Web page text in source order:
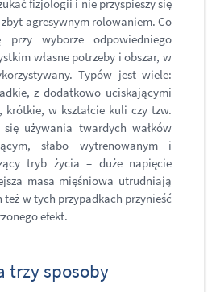
fizjologii i nie przyspieszy się
agresywnym rolowaniem. Co
wyborze odpowiedniego
własne potrzeby i obszar, w
Typów jest wiele:
z dodatkowo uciskającymi
krótkie, w kształcie kuli czy tzw.
używania twardych wałków
słabo wytrenowanym i
tryb życia – duże napięcie
masa mięśniowa utrudniają
też w tych przypadkach przynieść
efekt.
trzy sposoby